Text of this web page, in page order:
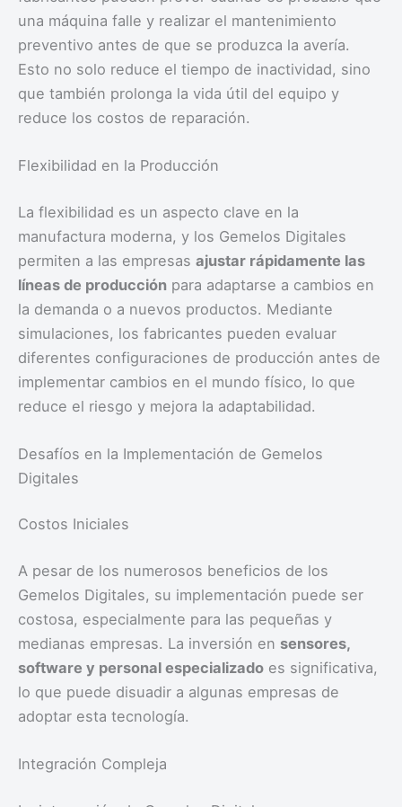
una máquina falle y realizar el mantenimiento
preventivo antes de que se produzca la avería.
Esto no solo reduce el tiempo de inactividad, sino
que también prolonga la vida útil del equipo y
reduce los costos de reparación.
Flexibilidad en la Producción
La flexibilidad es un aspecto clave en la
manufactura moderna, y los Gemelos Digitales
permiten a las empresas ajustar rápidamente las
líneas de producción para adaptarse a cambios en
la demanda o a nuevos productos. Mediante
simulaciones, los fabricantes pueden evaluar
diferentes configuraciones de producción antes de
implementar cambios en el mundo físico, lo que
reduce el riesgo y mejora la adaptabilidad.
Desafíos en la Implementación de Gemelos
Digitales
Costos Iniciales
A pesar de los numerosos beneficios de los
Gemelos Digitales, su implementación puede ser
costosa, especialmente para las pequeñas y
medianas empresas. La inversión en sensores,
software y personal especializado es significativa,
lo que puede disuadir a algunas empresas de
adoptar esta tecnología.
Integración Compleja